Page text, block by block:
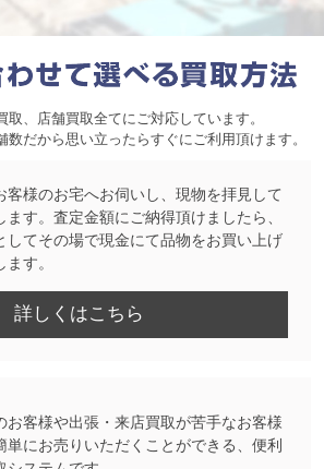
取、店舗買取全てにご対応しています。
だから思い立ったらすぐにご利用頂けます。
客様のお宅へお伺いし、現物を拝見して
ます。査定金額にご納得頂けましたら、
してその場で現金にて品物をお買い上げ
ます。
詳しくはこちら
お客様や出張・来店買取が苦手なお客様
単にお売りいただくことができる、便利